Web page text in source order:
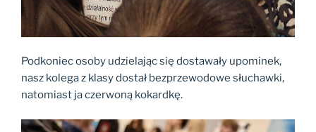
Podkoniec osoby udzielając się dostawały upominek,
nasz kolega z klasy dostał bezprzewodowe słuchawki,
natomiast ja czerwoną kokardkę.